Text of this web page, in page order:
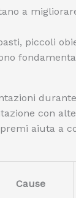
a
piccoli
con
aiuta a
Cause